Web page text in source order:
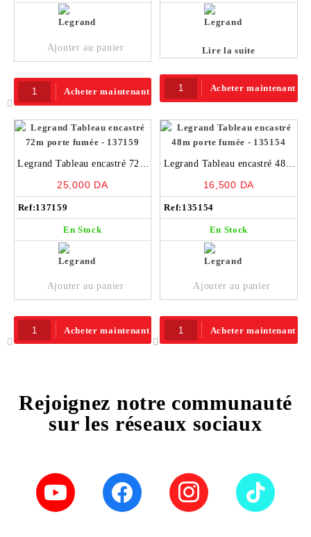
Ajouter au panier
Acheter maintenant
Lire la suite
Acheter maintenant
Legrand Tableau encastré 72m
25,000 DA
Ref:137159
En Stock
Ajouter au panier
Acheter maintenant
Legrand Tableau encastré 48m
16,500 DA
Ref: 135154
En Stock
Ajouter au panier
Acheter maintenant
Rejoignez notre communauté
sur les réseaux sociaux